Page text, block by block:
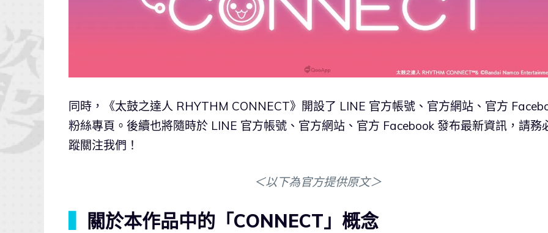
同時，《太鼓之達人 RHYTHM CONNECT》開設了 LINE 官方帳號、官方網站、官方
粉絲專頁。後續也將隨時於 LINE 官方帳號、官方網站、官方 Facebook 發布最新資訊，請務
蹤關注我們！
＜以下為官方提供原文＞
關於本作品中的「CONNECT」概念